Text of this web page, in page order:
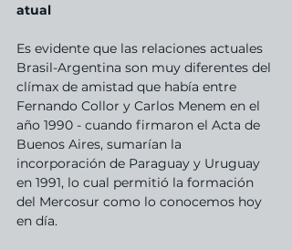
atual
Es evidente que las relaciones actuales
Brasil-Argentina son muy diferentes del
clímax de amistad que había entre
Fernando Collor y Carlos Menem en el
año 1990 - cuando firmaron el Acta de
Buenos Aires, sumarían la
incorporación de Paraguay y Uruguay
en 1991, lo cual permitió la formación
del Mercosur como lo conocemos hoy
en día.